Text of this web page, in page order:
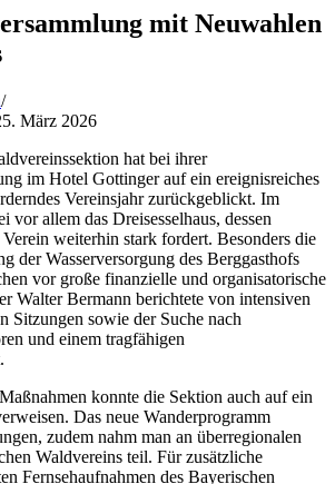
mit Neuwahlen
März 2026
hat bei ihrer
im Hotel Gottinger auf ein ereignisreiches
Vereinsjahr zurückgeblickt. Im
vor allem das Dreisesselhaus, dessen
weiterhin stark fordert. Besonders die
der Wasserversorgung des Berggasthofs
vor große finanzielle und organisatorische
Walter Bermann berichtete von intensiven
Sitzungen sowie der Suche nach
und einem tragfähigen
konnte die Sektion auch auf ein
Das neue Wanderprogramm
zudem nahm man an überregionalen
Waldvereins teil. Für zusätzliche
Fernsehaufnahmen des Bayerischen